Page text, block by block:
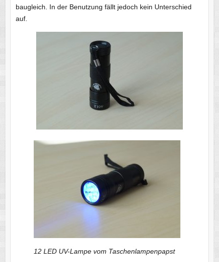
baugleich. In der Benutzung fällt jedoch kein Unterschied
auf.
12 LED UV-Lampe vom Taschenlampenpapst